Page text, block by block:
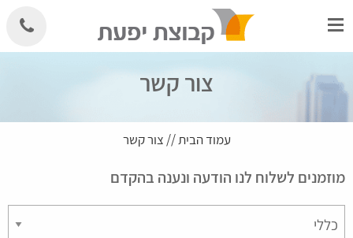
to
צור קשר
עמוד הבית// צור קשר
מוזמנים לשלוח לנו הודעה ונענה בהקדם